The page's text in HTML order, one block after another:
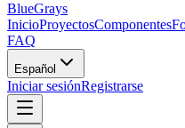
BlueGrays
InicioProyectosComponentes
FAQ
Español
Iniciar sesiónRegistrarse